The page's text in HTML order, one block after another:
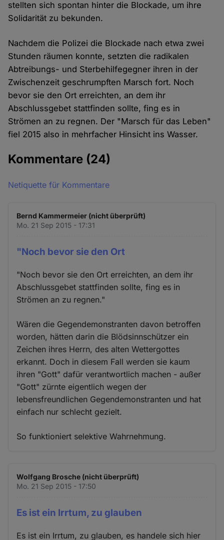
stellten sich spontan hinter die Blockade, um ihre
Solidarität zu bekunden.
Nachdem die Polizei die Blockade nach etwa zwei
Stunden räumen konnte, setzten die radikalen
Abtreibungs- und Sterbehilfegegner ihren in der
Zwischenzeit geschrumpften Marsch fort. Noch
bevor sie den Ort erreichten, an dem ihr
Abschlussgebet stattfinden sollte, fing es in
Strömen an zu regnen. Der "Marsch für das Leben"
fiel 2015 also in mehrfacher Hinsicht ins Wasser.
Kommentare (24)
Netiquette für Kommentare
Bernd Kammermeier (nicht überprüft)
Mo. 21 Sep 2015 - 17:31
"Noch bevor sie den Ort
"Noch bevor sie den Ort erreichten, an dem ihr
Abschlussgebet stattfinden sollte, fing es in
Strömen an zu regnen."
Wären die Gegendemonstranten davon betroffen
worden, hätten darin die Blödsinnschützer ein
Zeichen ihres Herrn, des alten Wettergottes
erkannt. Doch in diesem Fall werden sie kaum
ihren "Gott" dafür verantwortlich machen - außer
"Gott" zürnte eigentlich wegen der
lebensfreundlichen Gegendemonstranten und hat
einfach nur schlecht gezielt.
So funktioniert selektive Wahrnehmung.
Wolfgang Brosche (nicht überprüft)
Mo. 21 Sep 2015 - 17:50
Es ist ein Irrtum, zu glauben
Es ist ein Irrtum, zu glauben, es handele sich hier